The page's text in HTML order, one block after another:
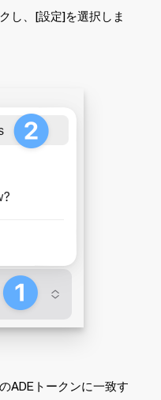
し、[設定]を選択しま
ADEトークンに一致す